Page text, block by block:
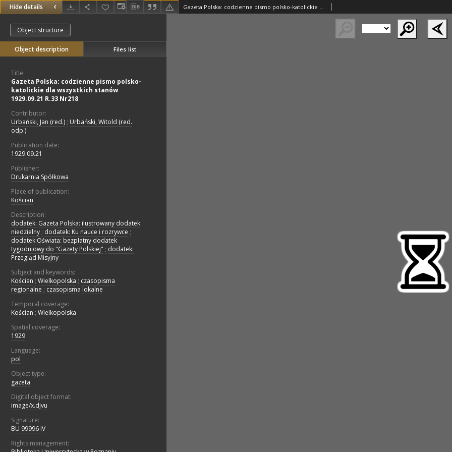
Hide details Gazeta Polska: codzienne pismo polsko-katolickie dla wszystkich stanów 1929.09.21 R.33 Nr218
Object structure
Object description Files list
Title:
Gazeta Polska: codzienne pismo polsko-
katolickie dla wszystkich stanów
1929.09.21 R.33 Nr218
Contributor:
Urbański, Jan (red.) ; Urbański, Witold (red.
odp.)
Publication date:
1929.09.21
Publisher:
Drukarnia Spółkowa
Place of publication:
Kościan
Description:
dodatek: Gazeta Polska: ilustrowany dodatek
niedzielny ; dodatek: Ku nauce i rozrywce ;
dodatek:Oświata: bezpłatny dodatek
tygodniowy do "Gazety Polskiej" ; dodatek:
Przegląd Misyjny
Subject and keywords:
Kościan ; Wielkopolska ; czasopisma
regionalne ; czasopisma lokalne
Temporal coverage:
Kościan ; Wielkopolska
Spatial coverage:
1929
Language:
pol
Object type:
gazeta
Digital object format:
image/x.djvu
Signature:
BU 99996 IV
Rights management: